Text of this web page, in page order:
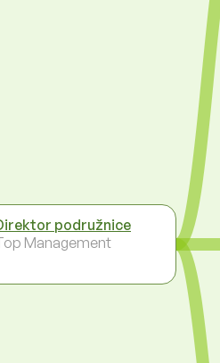
podružnice
Management